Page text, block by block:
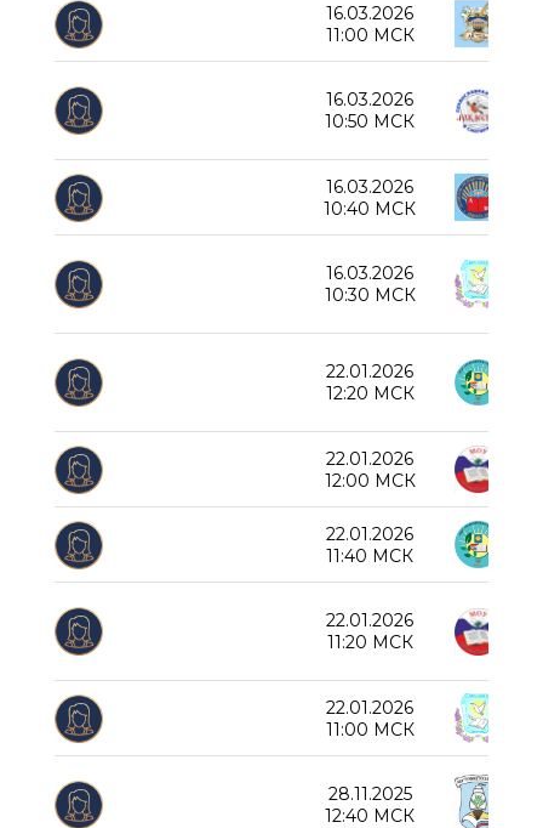
16.03.2026
11:00 МСК
16.03.2026
10:50 МСК
16.03.2026
10:40 МСК
16.03.2026
10:30 МСК
22.01.2026
12:20 МСК
22.01.2026
12:00 МСК
22.01.2026
11:40 МСК
22.01.2026
11:20 МСК
22.01.2026
11:00 МСК
28.11.2025
12:40 МСК